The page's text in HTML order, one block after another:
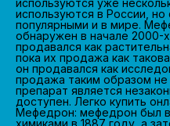
используются уже
используются в России, но
популярными и в мире.
обнаружен в начале 2000-
продавался как
пока их продажа как
он продавался как
продажа таким образом не
препарат является
доступен. Легко купить
Мефедрон: мефедрон был